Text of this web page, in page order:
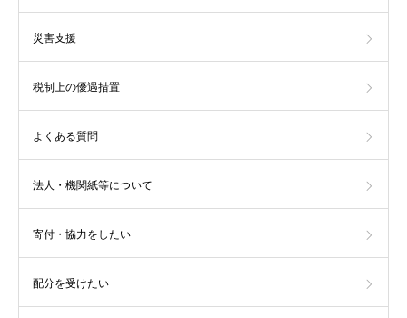
災害支援
税制上の優遇措置
よくある質問
法人・機関紙等について
寄付・協力をしたい
配分を受けたい